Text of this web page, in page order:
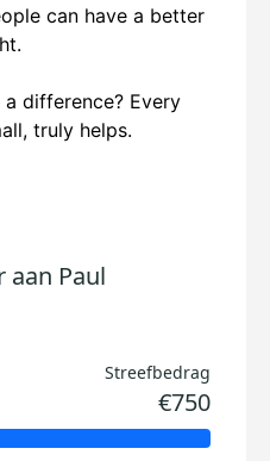
can have a better
difference? Every
truly helps.
aan Paul
Streefbedrag
€750